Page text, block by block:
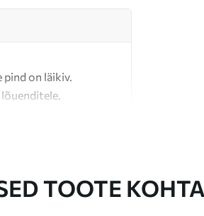
on läikiv.
TOOTE KOHTA